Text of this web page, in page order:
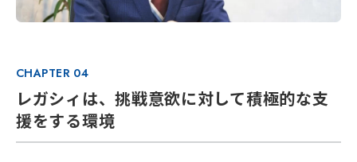
CHAPTER 04
レガシィは、挑戦意欲に対して積極的な支
援をする環境